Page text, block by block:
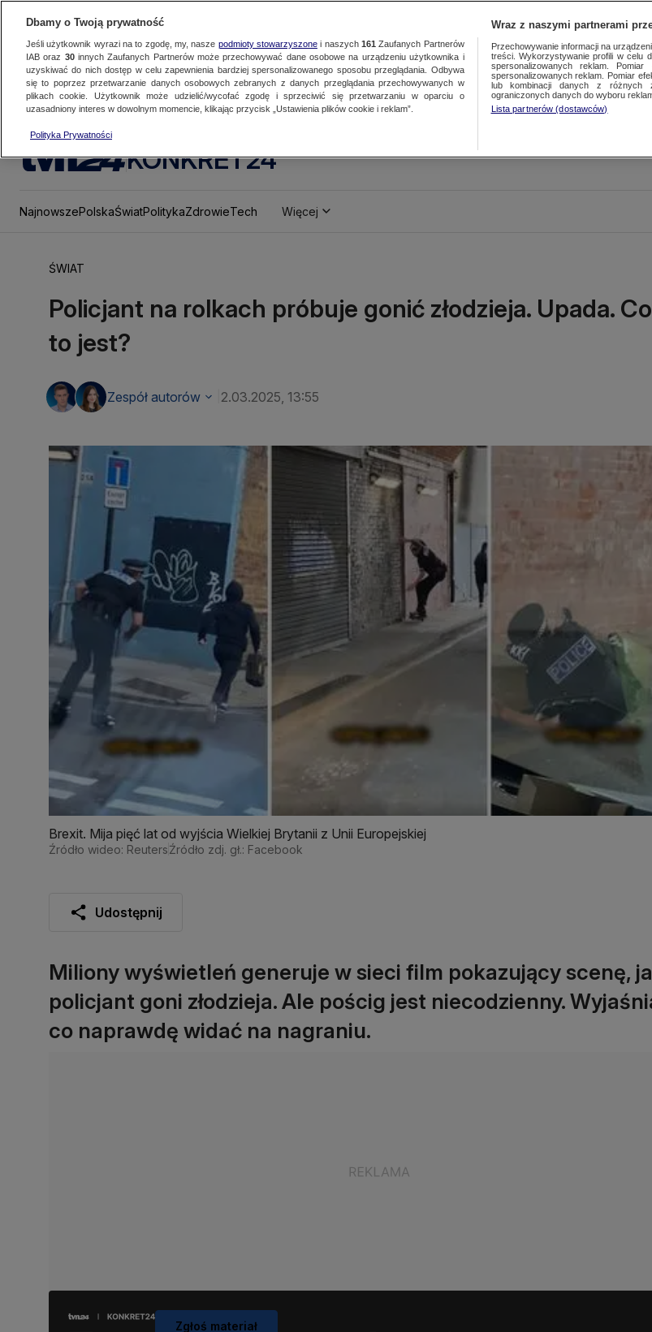
KONKRET24
NajnowszePolskaŚwiatPolitykaZdrowieTech Więcej
ŚWIAT
Policjant na rolkach próbuje gonić złodzieja. Upada. Co
to jest?
Zespół autorów 2.03.2025, 13:55
Brexit. Mija pięć lat od wyjścia Wielkiej Brytanii z Unii Europejskiej
Źródło wideo: ReutersŹródło zdj. gł.: Facebook
Udostępnij
Miliony wyświetleń generuje w sieci film pokazujący scenę,
policjant goni złodzieja. Ale pościg jest niecodzienny.
co naprawdę widać na nagraniu.
Zgłoś materiał
Dbamy o Twoją prywatność
Jeśli użytkownik wyrazi na to zgodę, my, nasze podmioty stowarzyszonei naszych 161 Zaufanych Partnerów
IAB oraz 30innych Zaufanych Partnerów może przechowywać dane osobowe na urządzeniu użytkownika i
uzyskiwać do nich dostęp w celu zapewnienia bardziej spersonalizowanego sposobu przeglądania. Odbywa
się to poprzez przetwarzanie danych osobowych zebranych z danych przeglądania przechowywanych w
plikach cookie. Użytkownik może udzielić/wycofać zgodę i sprzeciwić się przetwarzaniu w oparciu o
uzasadniony interes w dowolnym momencie, klikając przycisk „Ustawienia plików cookie i reklam”.
Polityka Prywatności
Wraz z naszymi partnerami
Przechowywanie informacji na
treści. Wykorzystywanie profili w celu
spersonalizowanych reklam.
spersonalizowanych reklam. Pomiar
lub kombinacji danych z różnych
ograniczonych danych do wyboru
Lista partnerów (dostawców)